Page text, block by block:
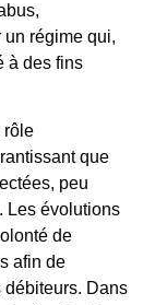
régime qui,
à des fins
rôle
que
peu
Les évolutions
de
afin de
débiteurs. Dans